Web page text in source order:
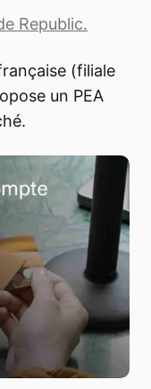
Republic.
(filiale
un PEA